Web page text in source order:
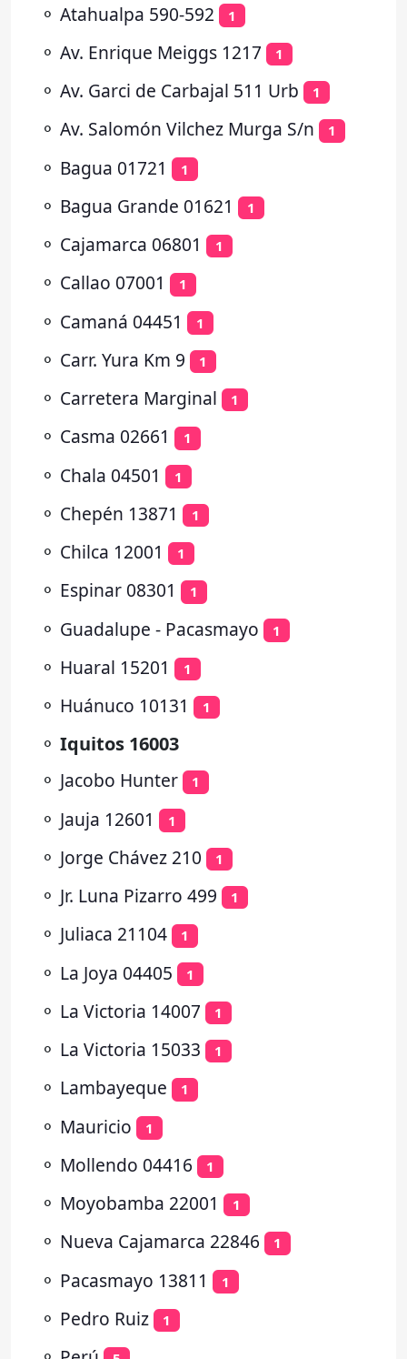
⚬ Atahualpa 590-592 1
⚬ Av. Enrique Meiggs 1217 1
⚬ Av. Garci de Carbajal 511 Urb 1
⚬ Av. Salomón Vilchez Murga S/n 1
⚬ Bagua 01721 1
⚬ Bagua Grande 01621 1
⚬ Cajamarca 06801 1
⚬ Callao 07001 1
⚬ Camaná 04451 1
⚬ Carr. Yura Km 9 1
⚬ Carretera Marginal 1
⚬ Casma 02661 1
⚬ Chala 04501 1
⚬ Chepén 13871 1
⚬ Chilca 12001 1
⚬ Espinar 08301 1
⚬ Guadalupe - Pacasmayo 1
⚬ Huaral 15201 1
⚬ Huánuco 10131 1
⚬ Iquitos 16003
⚬ Jacobo Hunter 1
⚬ Jauja 12601 1
⚬ Jorge Chávez 210 1
⚬ Jr. Luna Pizarro 499 1
⚬ Juliaca 21104 1
⚬ La Joya 04405 1
⚬ La Victoria 14007 1
⚬ La Victoria 15033 1
⚬ Lambayeque 1
⚬ Mauricio 1
⚬ Mollendo 04416 1
⚬ Moyobamba 22001 1
⚬ Nueva Cajamarca 22846 1
⚬ Pacasmayo 13811 1
⚬ Pedro Ruiz 1